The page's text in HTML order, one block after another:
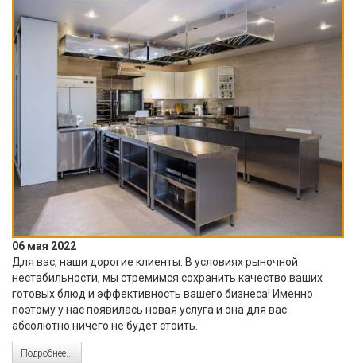
06 мая 2022
Для вас, наши дорогие клиенты. В условиях рыночной
нестабильности, мы стремимся сохранить качество ваших
готовых блюд и эффективность вашего бизнеса! Именно
поэтому у нас появилась новая услуга и она для вас
абсолютно ничего не будет стоить.
Подробнее...